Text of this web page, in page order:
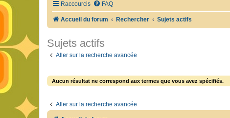
Raccourcis FAQ
Accueil du forum Rechercher Sujets actifs
Sujets actifs
Aller sur la recherche avancée
Aucun résultat ne correspond aux termes que vous avez spécifiés.
Aller sur la recherche avancée